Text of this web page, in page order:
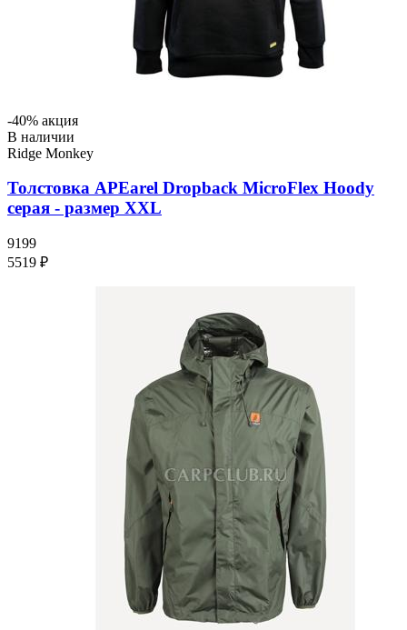
-40% акция
В наличии
Ridge Monkey
Толстовка APEarel Dropback MicroFlex Hoody
серая - размер XXL
9199
5519 ₽